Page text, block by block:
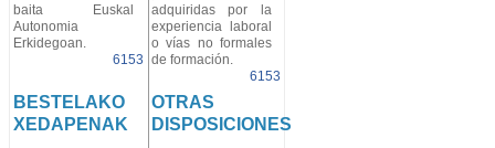
baita Euskal
Autonomia
Erkidegoan.
6153
adquiridas por la
experiencia laboral
o vías no formales
de formación.
6153
BESTELAKO
XEDAPENAK
OTRAS
DISPOSICIONES